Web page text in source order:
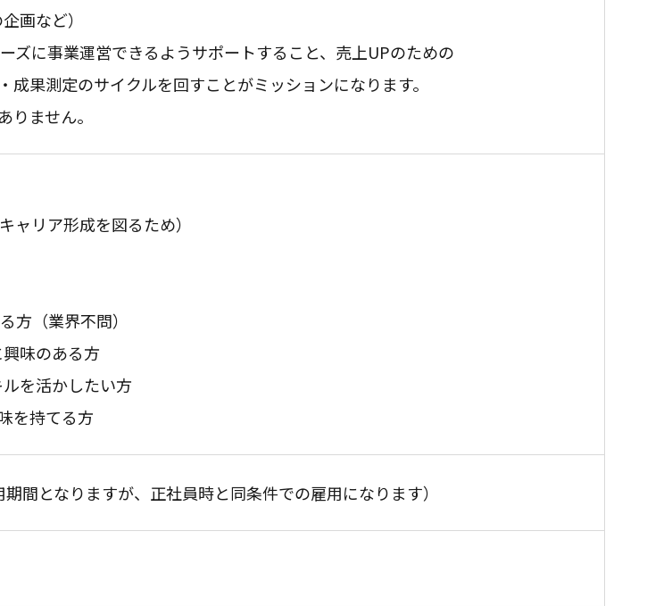
画など）
ズに事業運営できるようサポートすること、売上UPのための
成果測定のサイクルを回すことがミッションになります。
ません。
ャリア形成を図るため）
方（業界不問）
味のある方
を活かしたい方
を持てる方
間となりますが、正社員時と同条件での雇用になります）